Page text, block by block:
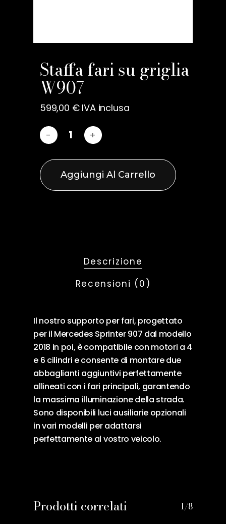
Staffa fari su griglia
W907
599,00 € IVA inclusa
Aggiungi Al Carrello
Descrizione
Recensioni (0)
Il nostro supporto per fari, progettato
per il Mercedes Sprinter 907 dal modello
2018 in poi, è compatibile con motori a 4
e 6 cilindri e consente di montare due
abbaglianti aggiuntivi perfettamente
allineati con i fari principali, garantendo
la massima illuminazione della strada.
Sono disponibili luci ausiliarie opzionali
in vari modelli per adattarsi
perfettamente al vostro veicolo.
Prodotti correlati 1/8
Nome*
Email
Salva il mio nome, email e
sito web in questo browser
commento.